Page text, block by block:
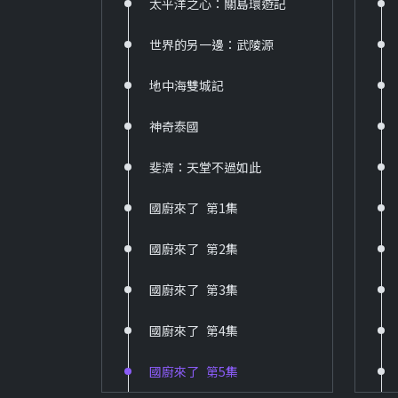
太平洋之心：關島環遊記
世界的另一邊：武陵源
地中海雙城記
神奇泰國
斐濟：天堂不過如此
國廚來了_第1集
國廚來了_第2集
國廚來了_第3集
國廚來了_第4集
國廚來了_第5集